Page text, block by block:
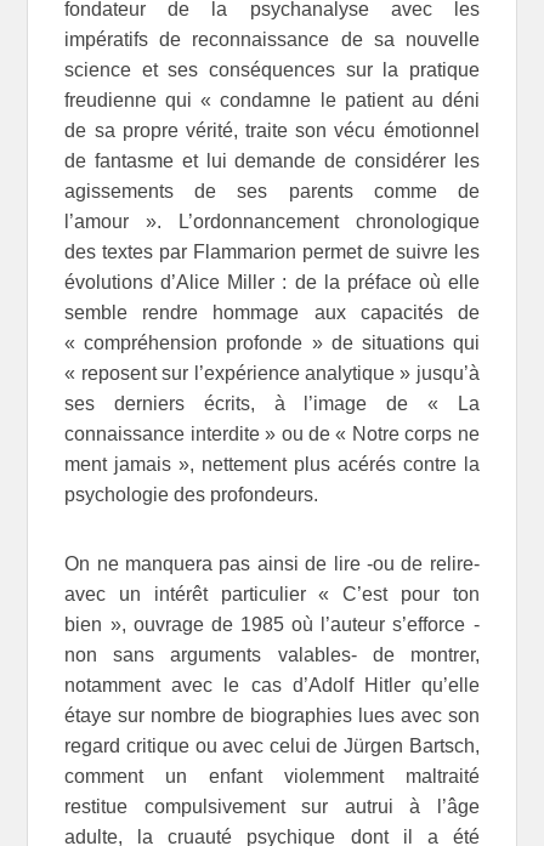
fondateur de la psychanalyse avec les
impératifs de reconnaissance de sa nouvelle
science et ses conséquences sur la pratique
freudienne qui « condamne le patient au déni
de sa propre vérité, traite son vécu émotionnel
de fantasme et lui demande de considérer les
agissements de ses parents comme de
l’amour ». L’ordonnancement chronologique
des textes par Flammarion permet de suivre les
évolutions d’Alice Miller : de la préface où elle
semble rendre hommage aux capacités de
« compréhension profonde » de situations qui
« reposent sur l’expérience analytique » jusqu’à
ses derniers écrits, à l’image de « La
connaissance interdite » ou de « Notre corps ne
ment jamais », nettement plus acérés contre la
psychologie des profondeurs.
On ne manquera pas ainsi de lire -ou de relire-
avec un intérêt particulier « C’est pour ton
bien », ouvrage de 1985 où l’auteur s’efforce -
non sans arguments valables- de montrer,
notamment avec le cas d’Adolf Hitler qu’elle
étaye sur nombre de biographies lues avec son
regard critique ou avec celui de Jürgen Bartsch,
comment un enfant violemment maltraité
restitue compulsivement sur autrui à l’âge
adulte, la cruauté psychique dont il a été